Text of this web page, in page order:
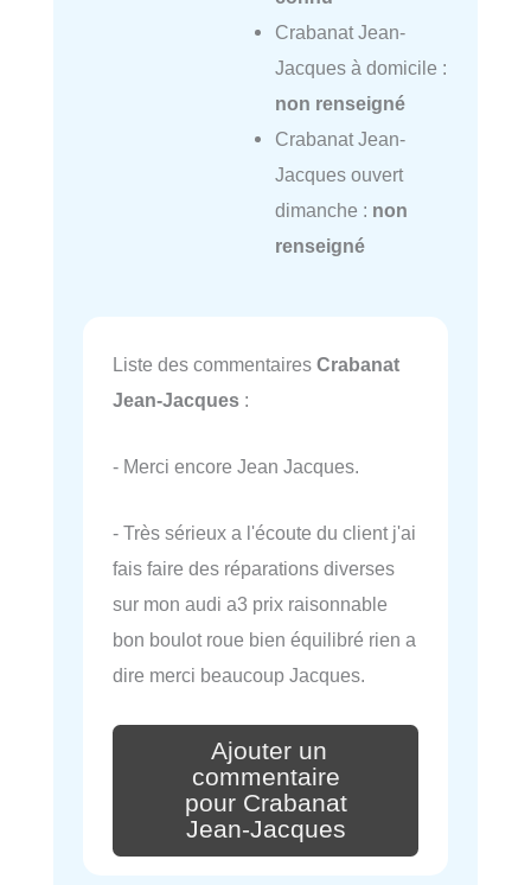
Crabanat Jean-
Jacques à domicile :
non renseigné
Crabanat Jean-
Jacques ouvert
dimanche : non
renseigné
Liste des commentaires Crabanat
Jean-Jacques :
- Merci encore Jean Jacques.
- Très sérieux a l'écoute du client j'ai
fais faire des réparations diverses
sur mon audi a3 prix raisonnable
bon boulot roue bien équilibré rien a
dire merci beaucoup Jacques.
Ajouter un
commentaire
pour Crabanat
Jean-Jacques